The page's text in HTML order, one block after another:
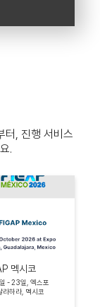
터, 진행 서비스
.
멕시코
- 23일, 엑스포
라하라, 멕시코